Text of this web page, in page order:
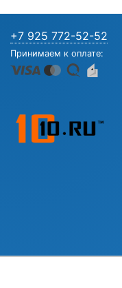
+7 925 772-52-52
Принимаем к оплате: